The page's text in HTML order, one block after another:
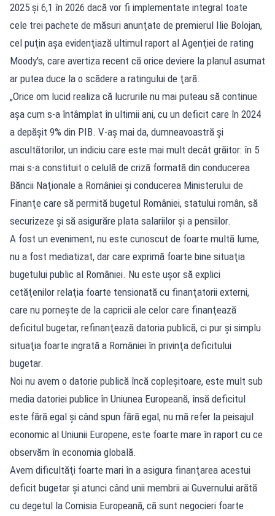
2025 şi 6,1 în 2026 dacă vor fi implementate integral toate
cele trei pachete de măsuri anunţate de premierul Ilie Bolojan,
cel puţin aşa evidenţiază ultimul raport al Agenţiei de rating
Moody's, care avertiza recent că orice deviere la planul asumat
ar putea duce la o scădere a ratingului de ţară.
„Orice om lucid realiza că lucrurile nu mai puteau să continue
aşa cum s-a întâmplat în ultimii ani, cu un deficit care în 2024
a depăşit 9% din PIB. V-aş mai da, dumneavoastră şi
ascultătorilor, un indiciu care este mai mult decât grăitor: în 5
mai s-a constituit o celulă de criză formată din conducerea
Băncii Naţionale a României şi conducerea Ministerului de
Finanţe care să permită bugetul României, statului român, să
securizeze şi să asigurăre plata salariilor şi a pensiilor.
A fost un eveniment, nu este cunoscut de foarte multă lume,
nu a fost mediatizat, dar care exprimă foarte bine situaţia
bugetului public al României. Nu este uşor să explici
cetăţenilor relaţia foarte tensionată cu finanţatorii externi,
care nu porneşte de la capricii ale celor care finanţează
deficitul bugetar, refinanţează datoria publică, ci pur şi simplu
situaţia foarte ingrată a României în privinţa deficitului
bugetar.
Noi nu avem o datorie publică încă copleşitoare, este mult sub
media datoriei publice în Uniunea Europeană, însă deficitul
este fără egal şi când spun fără egal, nu mă refer la peisajul
economic al Uniunii Europene, este foarte mare în raport cu ce
observăm în economia globală.
Avem dificultăţi foarte mari în a asigura finanţarea acestui
deficit bugetar şi atunci când unii membrii ai Guvernului arătă
cu degetul la Comisia Europeană, că sunt negocieri foarte